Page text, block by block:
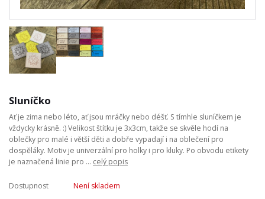
Sluníčko
Ať je zima nebo léto, ať jsou mráčky nebo déšť. S tímhle sluníčkem je
vždycky krásně. :) Velikost štítku je 3x3cm, takže se skvěle hodí na
oblečky pro malé i větší děti a dobře vypadají i na oblečení pro
dospěláky. Motiv je univerzální pro holky i pro kluky. Po obvodu etikety
je naznačená linie pro ... celý popis
Dostupnost
Není skladem